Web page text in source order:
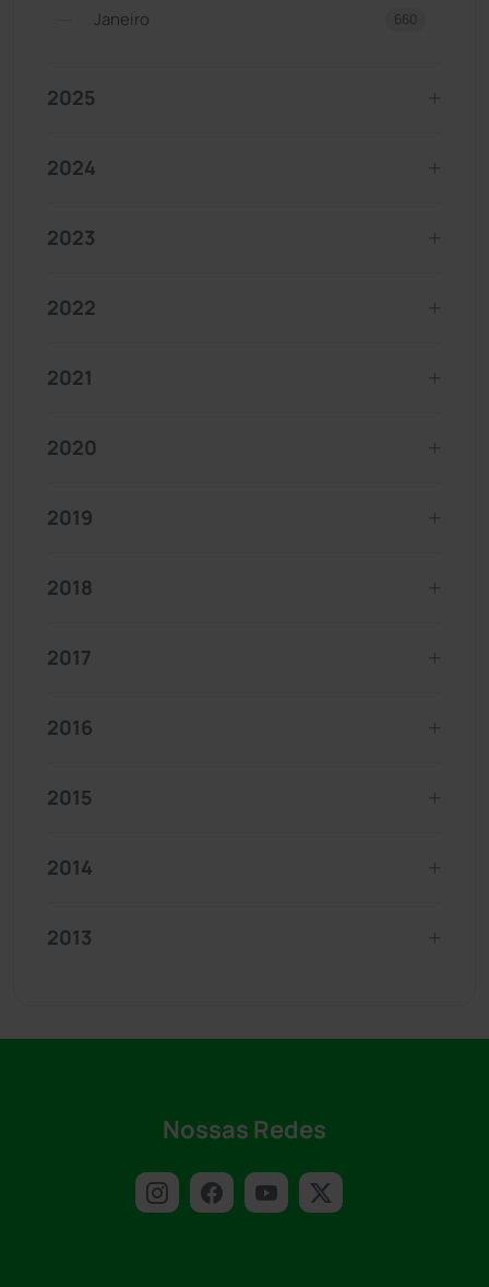
Janeiro 660
2025
2024
2023
2022
2021
2020
2019
2018
2017
2016
2015
2014
2013
Nossas Redes